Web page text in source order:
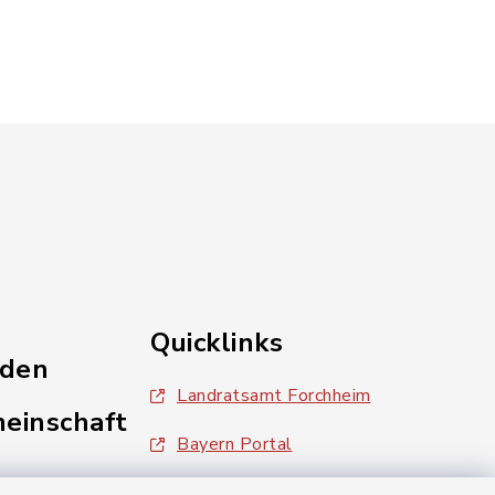
Quicklinks
Landratsamt Forchheim
Bayern Portal